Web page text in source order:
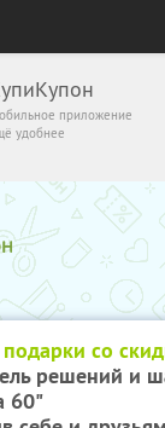
приложение
удобнее
подарки со
решений и
60"